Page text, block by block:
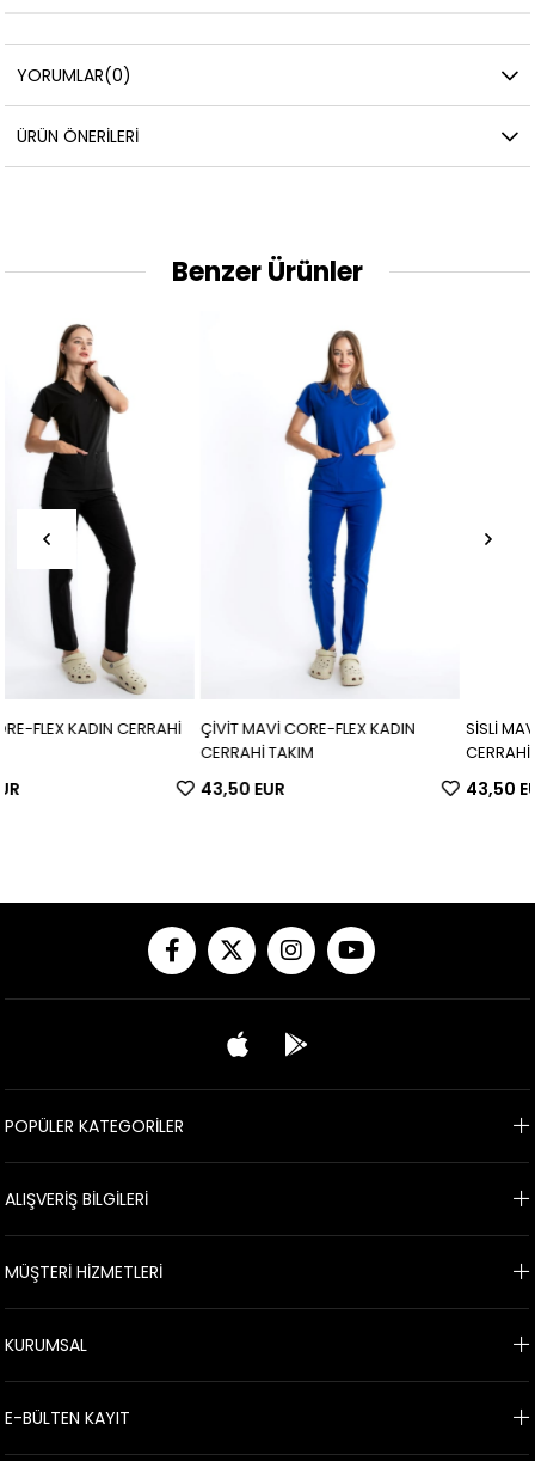
YORUMLAR(0)
ÜRÜN ÖNERILERI
Benzer Ürünler
ÇİVİT MAVİ CORE-FLEX KADIN
SİSLİ MAVİ CORE-FLEX KADIN
POPÜLER KATEGORİLER
ALIŞVERİŞ BİLGİLERİ
MÜŞTERİ HİZMETLERİ
KURUMSAL
E-BÜLTEN KAYIT